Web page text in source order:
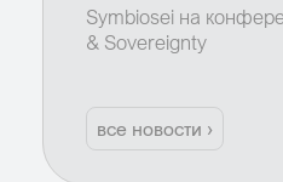
Symbiosei на
& Sovereignty
все новости ›